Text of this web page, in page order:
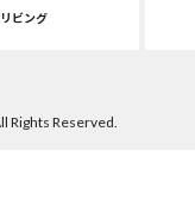
ビング
Rights Reserved.